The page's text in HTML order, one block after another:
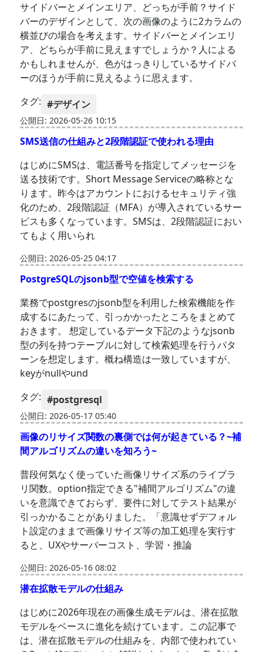
サイドバーとメインエリア、どっちが手前？サイド
バーのデザインとして、次の画像のように2カラムの
横並びの場合を考えます。サイドバーとメインエリ
ア、どちらが手前に見えますでしょうか？人による
かもしれませんが、色がはっきりしているサイドバ
ーのほうが手前に見えるように思えます。
タグ: #デザイン
公開日: 2026-05-26 10:15
SMS送信の仕組みと2段階認証で使われる理由
はじめにSMSは、電話番号を指定してメッセージを
送る技術です。Short Message Serviceの略称とな
ります。昨今はアカウントにおけるセキュリティ強
化のため、2段階認証（MFA）が導入されているサー
ビスも多くなっています。SMSは、2段階認証におい
てもよく用いられ
公開日: 2026-05-25 04:17
PostgreSQLのjsonb型で空値を検索する
業務でpostgresのjsonb型を利用した検索機能を作
成するにあたって、引っかかったところをまとめて
おきます。 想定しているデータ下記のようなjsonb
型の列を持つテーブルに対して検索処理を行うパタ
ーンを想定します。概ね構造は一致していますが、
keyがnullやund
タグ: #postgresql
公開日: 2026-05-17 05:40
画像のリサイズ関数の裏側では何が起きている？~補
間アルゴリズムの違いを知ろう~
普段何気なく使っていた画像リサイズ系のライブラ
リ関数。option指定できる"補間アルゴリズム"の違
いを意識できておらず、要件に対してテスト結果が
引っかかることがありました。「意識せずデフォル
ト設定のままで画像リサイズ等の加工処理を実行す
ると、UXやサーバーコスト、学習・推論
公開日: 2026-05-16 08:02
潜在拡散モデルの仕組み
はじめに2026年現在の画像生成モデルは、潜在拡散
モデルをベースに進化を続けています。この記事で
は、潜在拡散モデルの仕組みを、内部で使われてい